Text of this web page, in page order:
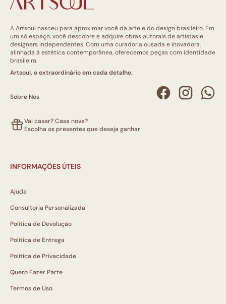
A Artsoul nasceu para aproximar você da arte e do design brasileiro. Em
um só espaço, você descobre e adquire obras autorais de artistas e
designers independentes. Com uma curadoria ousada e inovadora,
alinhada à estética contemporânea, oferecemos peças com identidade
brasileira.
Artsoul, o extraordinário em cada detalhe.
Sobre Nós
Vai casar? Casa nova?
Escolha os presentes que deseja ganhar
INFORMAÇÕES ÚTEIS
Ajuda
Consultoria Personalizada
Política de Devolução
Política de Entrega
Política de Privacidade
Quero Fazer Parte
Termos de Uso